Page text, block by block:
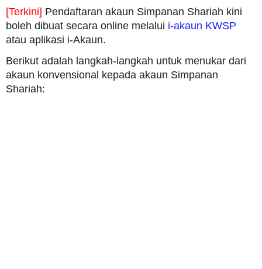
[Terkini] Pendaftaran akaun Simpanan Shariah kini
boleh dibuat secara online melalui i-akaun KWSP
atau aplikasi i-Akaun.
Berikut adalah langkah-langkah untuk menukar dari
akaun konvensional kepada akaun Simpanan
Shariah: